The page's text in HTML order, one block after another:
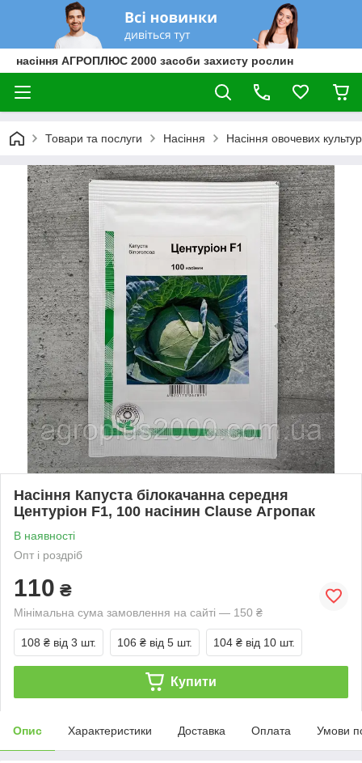
насіння АГРОПЛЮС 2000 засоби захисту рослин
Товари та послуги Насіння Насіння овочевих культур
Насіння Капуста білокачанна середня
Центуріон F1, 100 насінин Clause Агропак
В наявності
Опт і роздріб
110 ₴
Мінімальна сума замовлення на сайті — 150 ₴
108 ₴ від 3 шт. 106 ₴ від 5 шт. 104 ₴ від 10 шт.
Купити
Опис Характеристики Доставка Оплата Умови